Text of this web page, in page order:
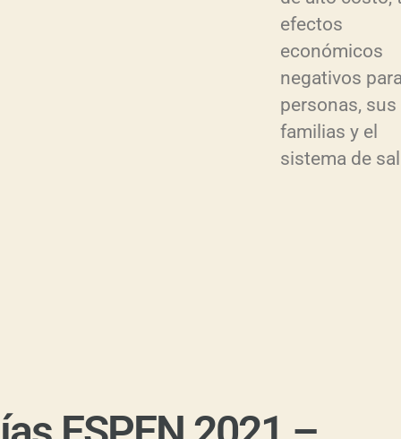
efectos
económicos
negativos
personas, sus
familias y el
sistema de